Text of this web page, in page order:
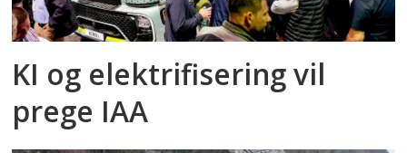
KI og elektrifisering vil
prege IAA